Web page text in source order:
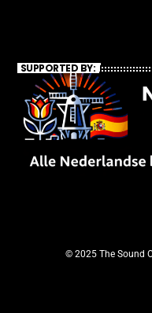
SUPPORTED BY:
© 2025 The Sound